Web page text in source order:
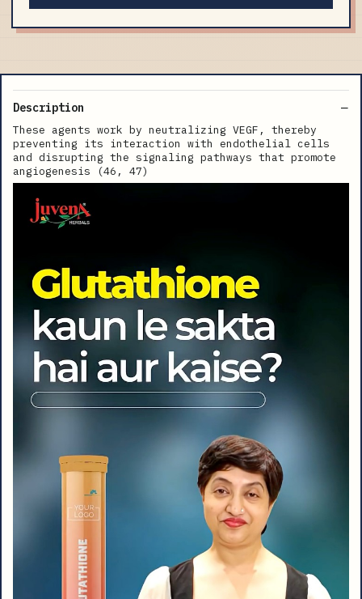
Description
These agents work by neutralizing VEGF, thereby
preventing its interaction with endothelial cells
and disrupting the signaling pathways that promote
angiogenesis (46, 47)